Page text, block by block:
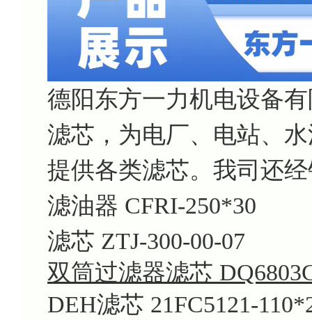
德阳东方一力机电设备
滤芯，为电厂、电站、
提供各类滤芯。我司还
滤油器 CFRI-250*30
滤芯 ZTJ-300-00-07
双筒过滤器滤芯
DEH滤芯 21FC5121-